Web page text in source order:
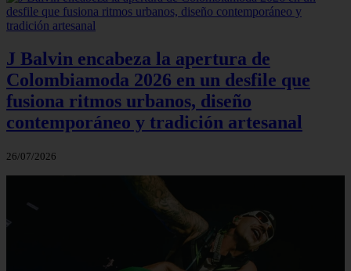
J Balvin encabeza la apertura de
Colombiamoda 2026 en un desfile que
fusiona ritmos urbanos, diseño
contemporáneo y tradición artesanal
26/07/2026